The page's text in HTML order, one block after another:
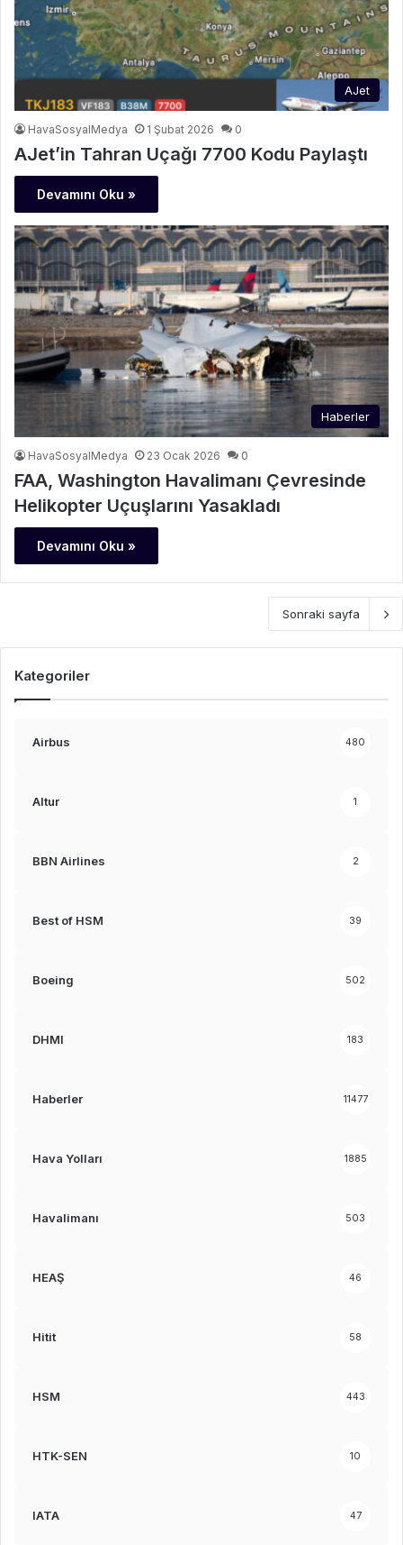
AJet
HavaSosyalMedya 1 Şubat 2026 0
AJet’in Tahran Uçağı 7700 Kodu Paylaştı
Devamını Oku »
Haberler
HavaSosyalMedya 23 Ocak 2026 0
FAA, Washington Havalimanı Çevresinde
Helikopter Uçuşlarını Yasakladı
Devamını Oku »
Sonraki sayfa
Kategoriler
Airbus 480
Altur 1
BBN Airlines 2
Best of HSM 39
Boeing 502
DHMI 183
Haberler 11477
Hava Yolları 1885
Havalimanı 503
HEAŞ 46
Hitit 58
HSM 443
HTK-SEN 10
IATA 47